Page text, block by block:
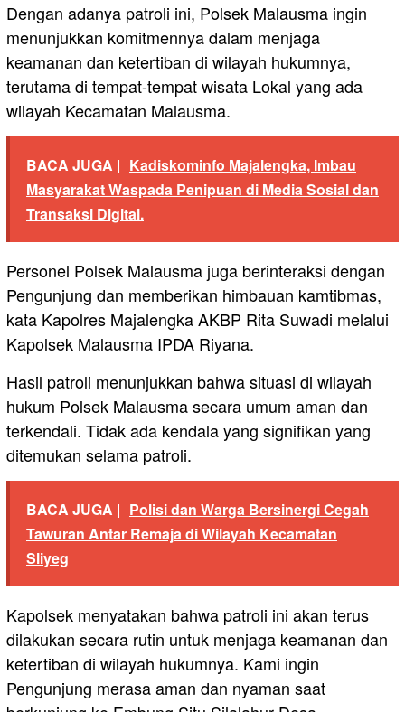
Dengan adanya patroli ini, Polsek Malausma ingin
menunjukkan komitmennya dalam menjaga
keamanan dan ketertiban di wilayah hukumnya,
terutama di tempat-tempat wisata Lokal yang ada
wilayah Kecamatan Malausma.
BACA JUGA | Kadiskominfo Majalengka, Imbau
Masyarakat Waspada Penipuan di Media Sosial dan
Transaksi Digital.
Personel Polsek Malausma juga berinteraksi dengan
Pengunjung dan memberikan himbauan kamtibmas,
kata Kapolres Majalengka AKBP Rita Suwadi melalui
Kapolsek Malausma IPDA Riyana.
Hasil patroli menunjukkan bahwa situasi di wilayah
hukum Polsek Malausma secara umum aman dan
terkendali. Tidak ada kendala yang signifikan yang
ditemukan selama patroli.
BACA JUGA | Polisi dan Warga Bersinergi Cegah
Tawuran Antar Remaja di Wilayah Kecamatan
Sliyeg
Kapolsek menyatakan bahwa patroli ini akan terus
dilakukan secara rutin untuk menjaga keamanan dan
ketertiban di wilayah hukumnya. Kami ingin
Pengunjung merasa aman dan nyaman saat